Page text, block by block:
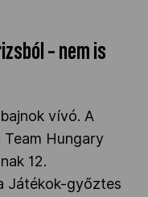
– nem is
vívó. A
Hungary
12.
Játékok-győztes